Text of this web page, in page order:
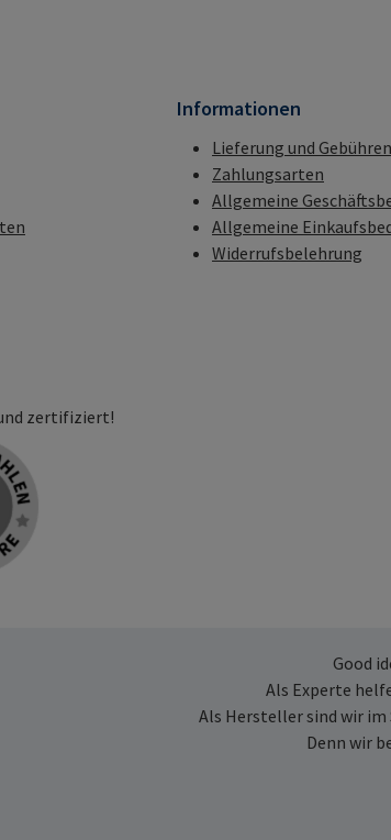
Informationen
Lieferung und Gebühren
Zahlungsarten
Allgemeine
Allgemeine
Widerrufsbelehrung
zertifiziert!
Good
Als Experte
Als Hersteller sind wir im
Denn wir